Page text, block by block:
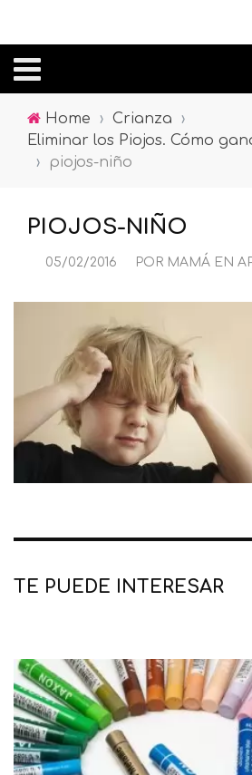
Home › Crianza
›
Eliminar los Piojos. Cómo
›
piojos-niño
PIOJOS-NIÑO
05/02/2016 POR MAMÁ EN
TE PUEDE INTERESAR